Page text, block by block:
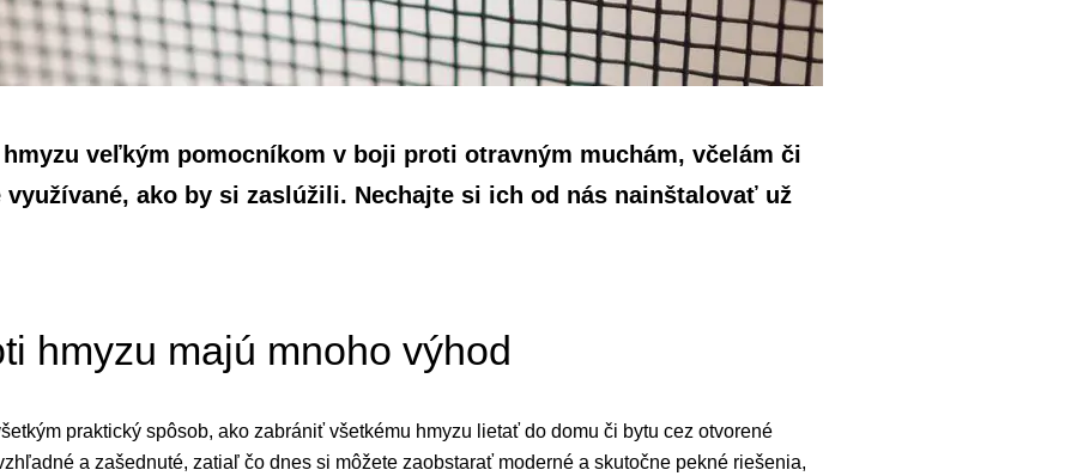
veľkým pomocníkom v boji proti otravným muchám, včelám či
využívané, ako by si zaslúžili. Nechajte si ich od nás nainštalovať už
hmyzu majú mnoho výhod
praktický spôsob, ako zabrániť všetkému hmyzu lietať do domu či bytu cez otvorené
a zašednuté, zatiaľ čo dnes si môžete zaobstarať moderné a skutočne pekné riešenia,